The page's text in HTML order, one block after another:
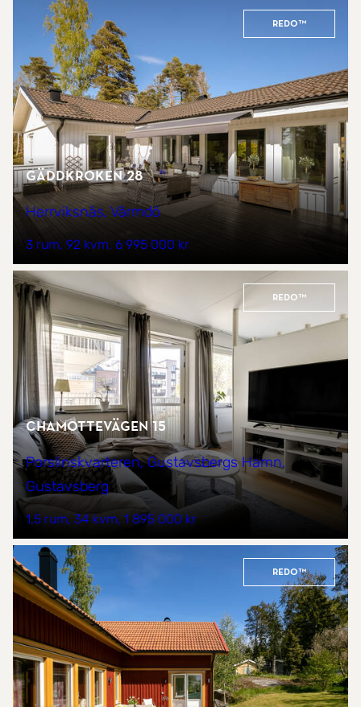
REDO™
Gäddkroken 28
Herrviksnäs, Värmdö
3 rum 92 kvm 6 995 000 kr
REDO™
Chamottevägen 15
Porslinskvarteren, Gustavsbergs Hamn,
Gustavsberg
1,5 rum 34 kvm 1 895 000 kr
REDO™